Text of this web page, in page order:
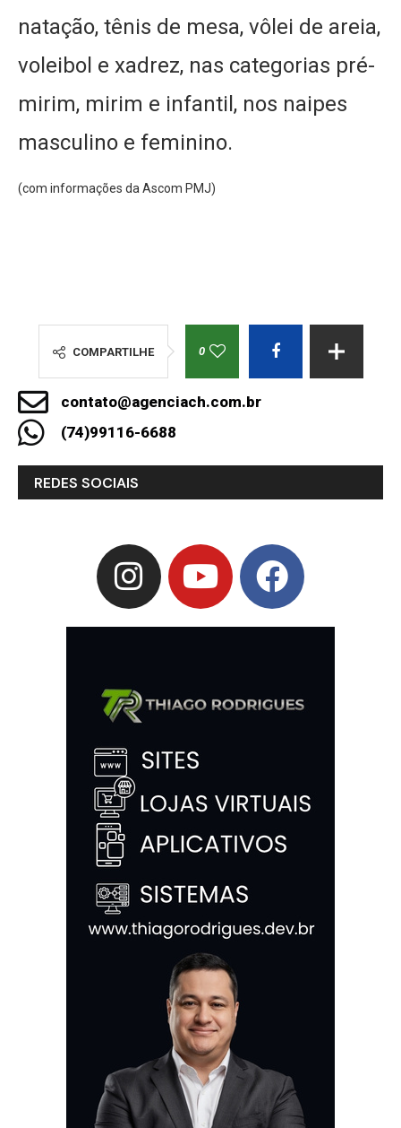
natação, tênis de mesa, vôlei de areia,
voleibol e xadrez, nas categorias pré-
mirim, mirim e infantil, nos naipes
masculino e feminino.
(com informações da Ascom PMJ)
COMPARTILHE 0
contato@agenciach.com.br
(74)99116-6688
REDES SOCIAIS